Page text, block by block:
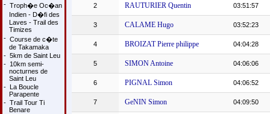
- Troph�e Oc�an
Indien - D�fi des
Laves - Trail des
Timizes
- Course de c�te
de Takamaka
- 5km de Saint Leu
- 10km semi-
nocturnes de
Saint Leu
- La Boucle
Parapente
- Trail Tour Ti
Benare
2 RAUTURIER Quentin 03:51:57
3 CALAME Hugo 03:52:23
4 BROIZAT Pierre philippe 04:04:28
5 SIMON Antoine 04:06:06
6 PIGNAL Simon 04:06:52
7 GeNIN Simon 04:09:50